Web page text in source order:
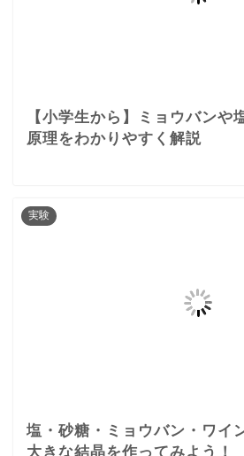
【小学生から】ミョウバンや
原理をわかりやすく解説
実験
塩・砂糖・ミョウバン・ワイ
大きな結晶を作ってみよう！